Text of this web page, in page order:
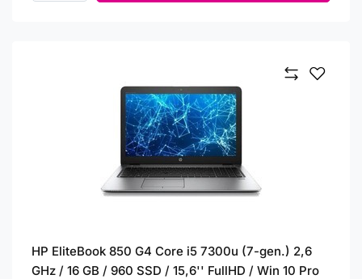
HP EliteBook 850 G4 Core i5 7300u (7-gen.) 2,6
GHz / 16 GB / 960 SSD / 15,6'' FullHD / Win 10 Pro